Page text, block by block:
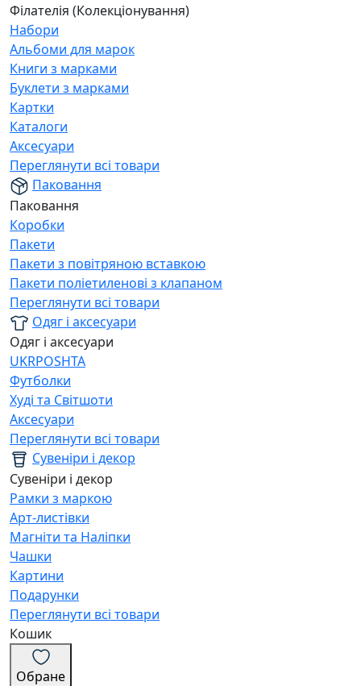
Філателія (Колекціонування)
Набори
Альбоми для марок
Книги з марками
Буклети з марками
Картки
Каталоги
Аксесуари
Переглянути всі товари
Паковання
Паковання
Коробки
Пакети
Пакети з повітряною вставкою
Пакети поліетиленові з клапаном
Переглянути всі товари
Одяг і аксесуари
Одяг і аксесуари
UKRPOSHTA
Футболки
Худі та Світшоти
Аксесуари
Переглянути всі товари
Сувеніри і декор
Сувеніри і декор
Рамки з маркою
Арт-листівки
Магніти та Наліпки
Чашки
Картини
Подарунки
Переглянути всі товари
Кошик
Обране